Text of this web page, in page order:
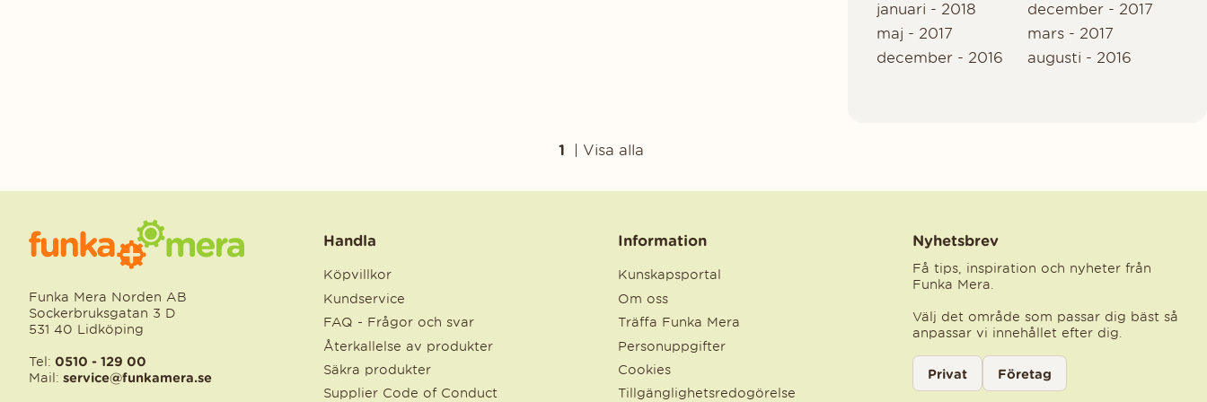
januari - 2018
december - 2017
maj - 2017
mars - 2017
december - 2016
augusti - 2016
1 | Visa alla
Funka Mera Norden AB
Sockerbruksgatan 3 D
531 40 Lidköping
Tel: 0510 - 129 00
Mail: service@funkamera.se
Handla
Köpvillkor
Kundservice
FAQ - Frågor och svar
Återkallelse av produkter
Säkra produkter
Supplier Code of Conduct
Information
Kunskapsportal
Om oss
Träffa Funka Mera
Personuppgifter
Cookies
Tillgänglighetsredogörelse
Nyhetsbrev
Få tips, inspiration och nyheter från
Funka Mera.
Välj det område som passar dig bäst så
anpassar vi innehållet efter dig.
Välj kategori för nyhetsbrev
Privat Företag